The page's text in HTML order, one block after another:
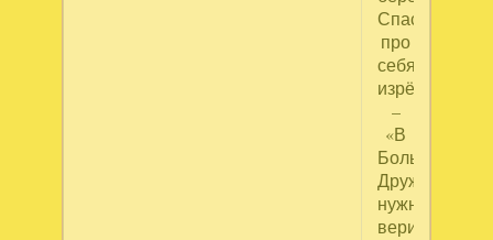
Спасённый
про
себя
изрёк
–
«В
Большую
Дружбу
нужно
верить!»